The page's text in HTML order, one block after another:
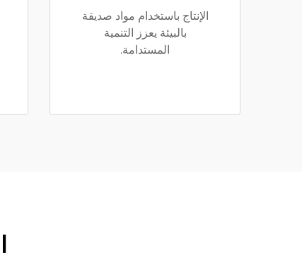
الإنتاج باستخدام مواد صديقة
بالبيئة يعزز التنمية
المستدامة.